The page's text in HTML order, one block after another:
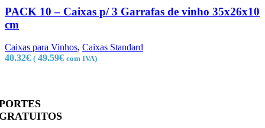
PACK 10 – Caixas p/ 3 Garrafas de vinho 35x26x10
cm
Caixas para Vinhos, Caixas Standard
40.32€ ( 49.59€ com IVA)